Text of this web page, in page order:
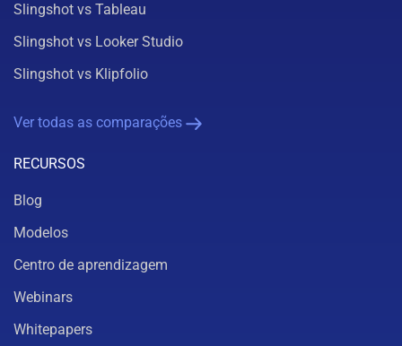
Slingshot vs Tableau
Slingshot vs Looker Studio
Slingshot vs Klipfolio
Ver todas as comparações
RECURSOS
Blog
Modelos
Centro de aprendizagem
Webinars
Whitepapers